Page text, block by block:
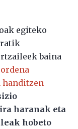
egiteko
baina
haranak eta
hobeto